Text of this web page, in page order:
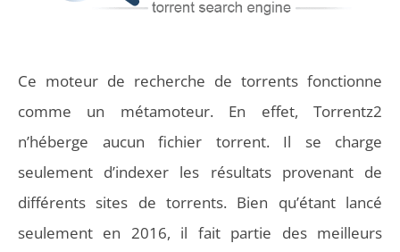
Ce moteur de recherche de torrents fonctionne
comme un métamoteur. En effet, Torrentz2
n’héberge aucun fichier torrent. Il se charge
seulement d’indexer les résultats provenant de
différents sites de torrents. Bien qu’étant lancé
seulement en 2016, il fait partie des meilleurs